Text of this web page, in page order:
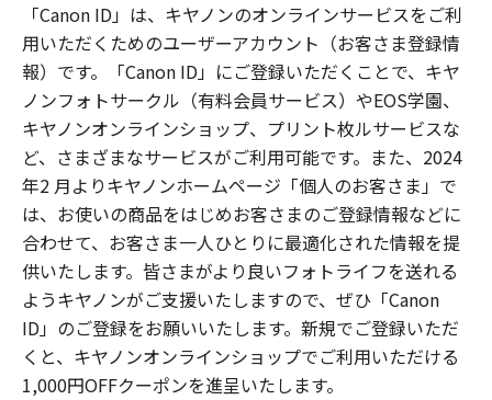
「Canon ID」は、キヤノンのオンラインサービスをご利
用いただくためのユーザーアカウント（お客さま登録情
報）です。「Canon ID」にご登録いただくことで、キヤ
ノンフォトサークル（有料会員サービス）やEOS学園、
キヤノンオンラインショップ、プリント枚ルサービスな
ど、さまざまなサービスがご利用可能です。また、2024
年2 月よりキヤノンホームページ「個人のお客さま」で
は、お使いの商品をはじめお客さまのご登録情報などに
合わせて、お客さま一人ひとりに最適化された情報を提
供いたします。皆さまがより良いフォトライフを送れる
ようキヤノンがご支援いたしますので、ぜひ「Canon
ID」のご登録をお願いいたします。新規でご登録いただ
くと、キヤノンオンラインショップでご利用いただける
1,000円OFFクーポンを進呈いたします。